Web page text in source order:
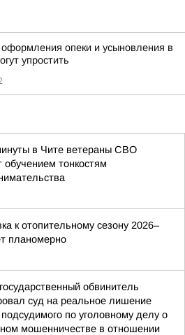
опеки и усыновления в
упростить
в Чите ветераны СВО
обучением тонкостям
к отопительному сезону 2026–
планомерно
обвинитель
суд на реальное лишение
по уголовному делу о
мошенничестве в отношении